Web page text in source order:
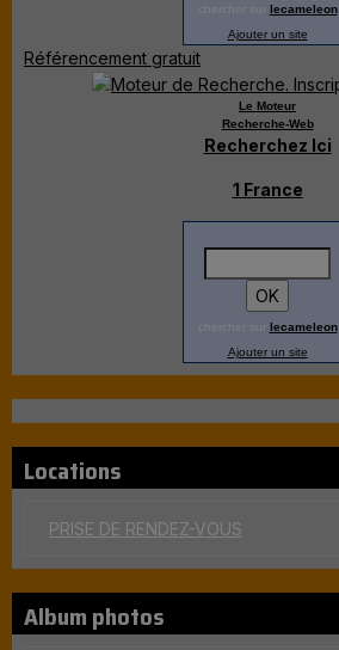
chercher sur lecameleon
Ajouter un site
Référencement gratuit
Le Moteur
Recherche-Web
Recherchez Ici
1 France
chercher sur
lecameleon
Ajouter un site
Locations
PRISE DE RENDEZ-VOUS
Album photos